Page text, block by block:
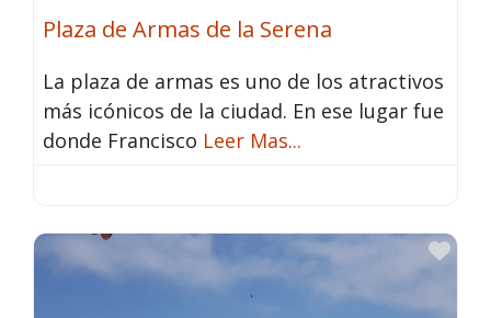
Plaza de Armas de la Serena
La plaza de armas es uno de los atractivos
más icónicos de la ciudad. En ese lugar fue
donde Francisco Leer Mas...